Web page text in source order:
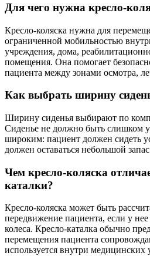
Для чего нужна кресло-
Кресло-коляска нужна для
ограниченной мобильностью
учреждения, дома,
помещения. Она помогает
пациента между зонами осмотра,
Как выбрать ширину
Ширину сиденья выбирают по
Сиденье не должно быть слишком
широким: пациент должен сидеть
должен оставаться небольшой
Чем кресло-коляска
каталки?
Кресло-коляска может быть
передвижение пациента, если у
колеса. Кресло-каталка обычно
перемещения пациента
используется внутри медицинских